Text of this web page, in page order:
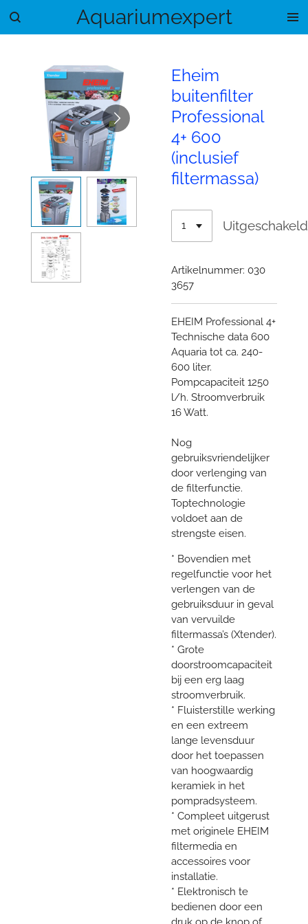
Ga
hoofdinhoud
Aquariumexpert
Eheim
buitenfilter
Professional
4+ 600
(inclusief
filtermassa)
Uitgeschakeld
Artikelnummer: 030
3657
EHEIM Professional 4+
Technische data 600
Aquaria tot ca. 240-
600 liter.
Pompcapaciteit 1250
l/h. Stroomverbruik
16 Watt.
Nog
gebruiksvriendelijker
door verlenging van
de filterfunctie.
Toptechnologie
voldoet aan de
strengste eisen.
* Bovendien met
regelfunctie voor het
verlengen van de
gebruiksduur in geval
van vervuilde
filtermassa’s (Xtender).
* Grote
doorstroomcapaciteit
bij een erg laag
stroomverbruik.
* Fluisterstille werking
en een extreem
lange levensduur
door het toepassen
van hoogwaardig
keramiek in het
pompradsysteem.
* Compleet uitgerust
met originele EHEIM
filtermedia en
accessoires voor
installatie.
* Elektronisch te
bedienen door een